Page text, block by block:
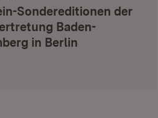
Sondereditionen der
Baden-
in Berlin